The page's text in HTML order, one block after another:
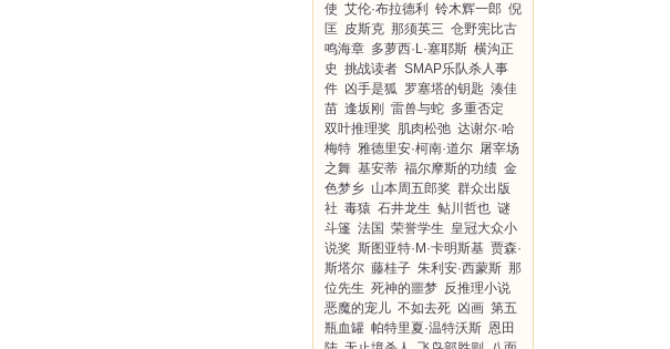
使 艾伦·布拉德利 铃木辉一郎 倪
匡 皮斯克 那须英三 仓野宪比古
鸣海章 多萝西·L·塞耶斯 横沟正
史 挑战读者 SMAP乐队杀人事
件 凶手是狐 罗塞塔的钥匙 湊佳
苗 逢坂刚 雷兽与蛇 多重否定
双叶推理奖 肌肉松弛 达谢尔·哈
梅特 雅德里安·柯南·道尔 屠宰场
之舞 基安蒂 福尔摩斯的功绩 金
色梦乡 山本周五郎奖 群众出版
社 毒猿 石井龙生 鲇川哲也 谜
斗篷 法国 荣誉学生 皇冠大众小
说奖 斯图亚特·M·卡明斯基 贾森·
斯塔尔 藤桂子 朱利安·西蒙斯 那
位先生 死神的噩梦 反推理小说
恶魔的宠儿 不如去死 凶画 第五
瓶血罐 帕特里夏·温特沃斯 恩田